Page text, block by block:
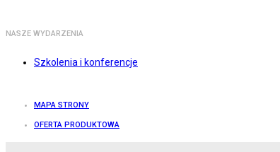
NASZE WYDARZENIA
Szkolenia i konferencje
MAPA STRONY
OFERTA PRODUKTOWA